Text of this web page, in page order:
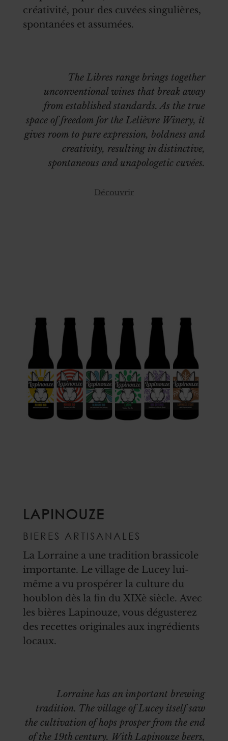
créativité, pour des cuvées singulières,
spontanées et assumées.
The Libres range brings together
unconventional wines that break away
from established standards. As the true
space of freedom for the Lelièvre Winery, it
gives room to pure expression, boldness and
creativity, resulting in distinctive,
spontaneous and unapologetic cuvées.
Découvrir
LAPINOUZE
BIERES ARTISANALES
La Lorraine a une tradition brassicole
importante. Le village de Lucey lui-
même a vu prospérer la culture du
houblon dès la fin du XIXè siècle. Avec
les bières Lapinouze, vous dégusterez
des recettes originales aux ingrédients
locaux.
Lorraine has an important brewing
tradition. The village of Lucey itself saw
the cultivation of hops prosper from the end
of the 19th century. With Lapinouze beers,